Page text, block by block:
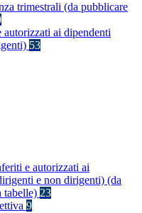
trimestrali (da pubblicare
ai dipendenti
53
e autorizzati ai
e non dirigenti) (da
tabelle) 23
9